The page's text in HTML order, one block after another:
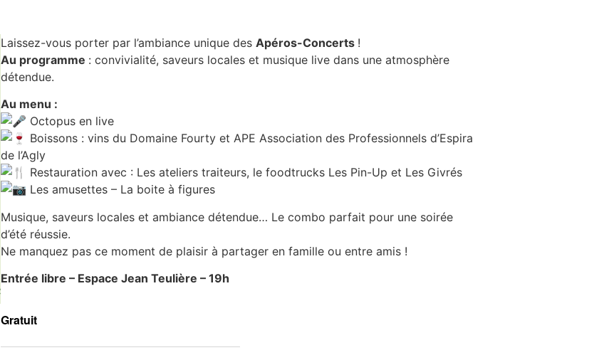
Laissez-vous porter par l’ambiance unique des Apéros-Concerts !
Au programme : convivialité, saveurs locales et musique live dans une atmosphère
détendue.
Au menu :
Octopus en live
Boissons : vins du Domaine Fourty et APE Association des Professionnels d’Espira
de l’Agly
Restauration avec : Les ateliers traiteurs, le foodtrucks Les Pin-Up et Les Givrés
Les amusettes – La boite à figures
Musique, saveurs locales et ambiance détendue… Le combo parfait pour une soirée
d’été réussie.
Ne manquez pas ce moment de plaisir à partager en famille ou entre amis !
Entrée libre – Espace Jean Teulière – 19h
Gratuit